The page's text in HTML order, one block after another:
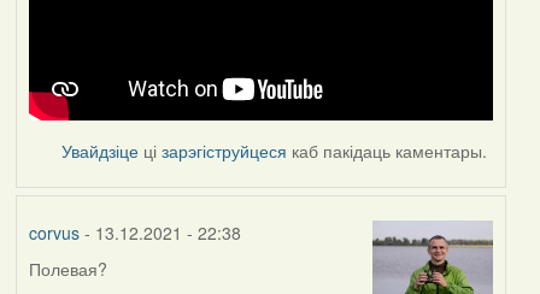
Увайдзіце цізарэгіструйцеся каб пакідаць каментары.
corvus- 13.12.2021 - 22:38
Полевая?